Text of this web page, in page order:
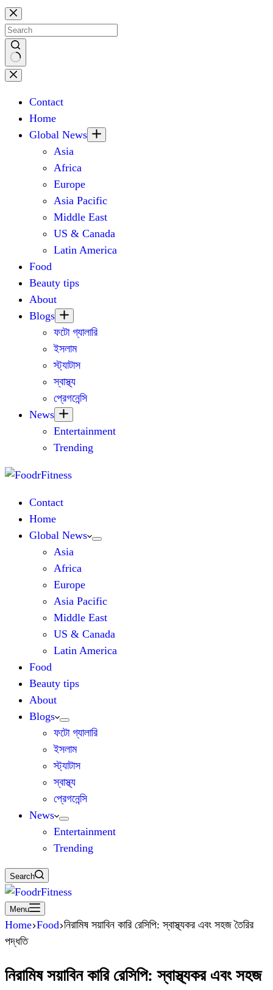
Skip
to
content
No
Contact
Home
Global News
Asia
Africa
Europe
Asia Pacific
Middle East
US & Canada
Latin America
Food
Beauty tips
About
Blogs
ফটো গ্যালারি
ইসলাম
স্ট্যাটাস
স্বাস্থ্য
প্রেগনেন্সি
News
Entertainment
Trending
Contact
Home
Global News
Asia
Africa
Europe
Asia Pacific
Middle East
US & Canada
Latin America
Food
Beauty tips
About
Blogs
ফটো গ্যালারি
ইসলাম
স্ট্যাটাস
স্বাস্থ্য
প্রেগনেন্সি
News
Entertainment
Trending
Search
Menu
Home Food নিরামিষ সয়াবিন কারি রেসিপি: স্বাস্থ্যকর এবং সহজ তৈরির
পদ্ধতি
নিরামিষ সয়াবিন কারি রেসিপি: স্বাস্থ্যকর এবং সহজ